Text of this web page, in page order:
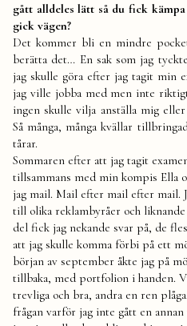
gått alldeles lätt så du fick
gick vägen?
Det kommer bli en mindre
berätta det… En sak som jag
jag skulle göra efter jag tagit min
jag ville jobba med men inte
ingen skulle vilja anställa mig
Så många, många kvällar
tårar.
Sommaren efter att jag tagit
tillsammans med min kompis Ella
jag mail. Mail efter mail efter mail.
till olika reklambyråer och
del fick jag nekande svar på, de
att jag skulle komma förbi på ett
början av september åkte jag på
tillbaka, med portfolion i handen.
trevliga och bra, andra en ren
frågan varför jag inte gått en